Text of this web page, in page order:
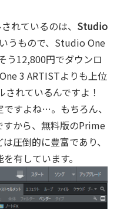
れているのは、 Studio
うもので、Studio One
う12,800円でダウンロ
3 ARTISTよりも上位
れているんですよ！
すよね…。もちろん、
から、無料版のPrime
圧倒的に豊富であり、
有しています。